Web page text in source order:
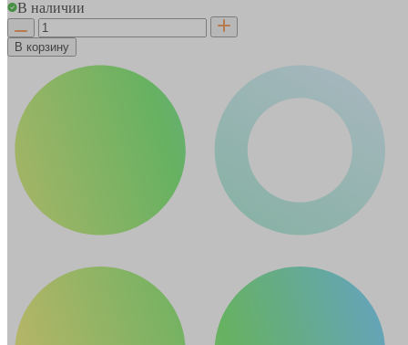
В наличии
В корзину